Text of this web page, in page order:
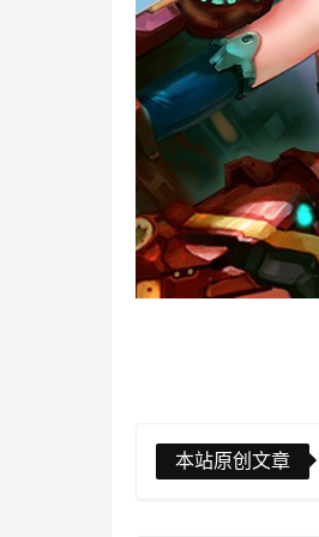
本站原创文章